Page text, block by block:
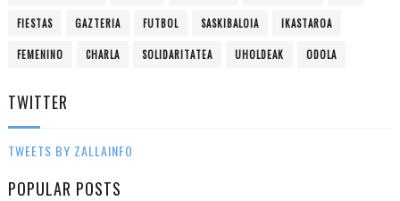
FIESTAS GAZTERIA FUTBOL SASKIBALOIA IKASTAROA
FEMENINO CHARLA SOLIDARITATEA UHOLDEAK ODOLA
TWITTER
TWEETS BY ZALLAINFO
POPULAR POSTS